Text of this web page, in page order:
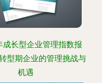
成长型企业管理指数报
型期企业的管理挑战与
机遇